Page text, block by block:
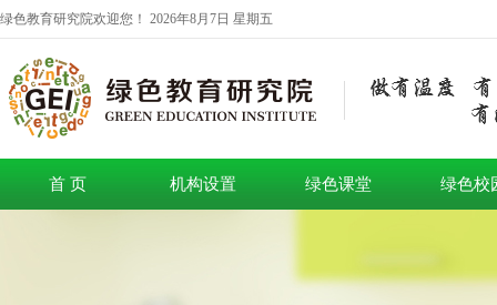
绿色教育研究院欢迎您！ 2026年8月7日 星期五
首 页 机构设置 绿色课堂 绿色校